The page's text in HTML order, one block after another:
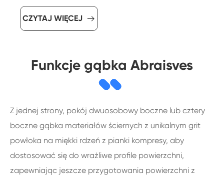
CZYTAJ WIĘCEJ 
Funkcje gąbka Abraisves
Z jednej strony, pokój dwuosobowy boczne lub cztery
boczne gąbka materiałów ściernych z unikalnym grit
powłoka na miękki rdzeń z pianki kompresy, aby
dostosować się do wrażliwe profile powierzchni,
zapewniając jeszcze przygotowania powierzchni z